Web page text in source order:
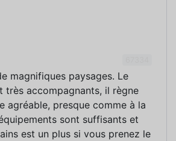
magnifiques paysages. Le
très accompagnants, il règne
agréable, presque comme à la
sont suffisants et
est un plus si vous prenez le